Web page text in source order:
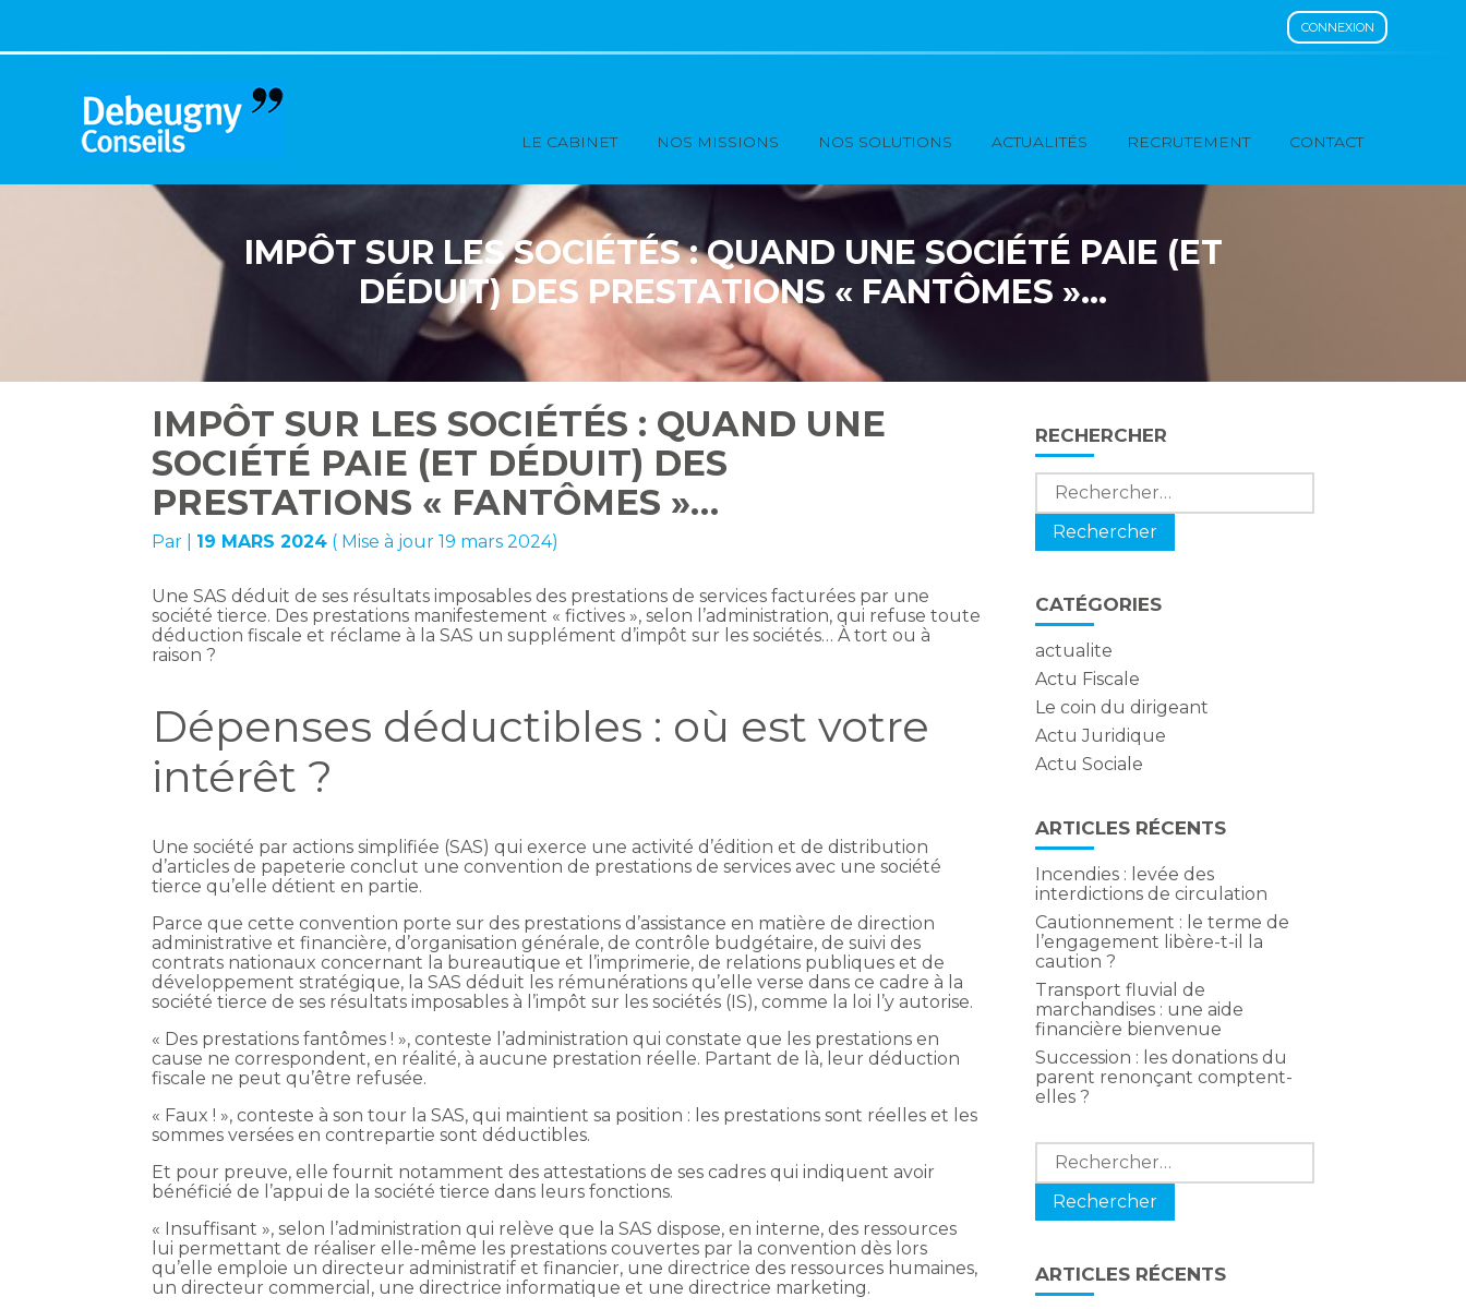
CONNEXION
au
Principal
LE CABINET NOS MISSIONS NOS SOLUTIONS ACTUALITÉS RECRUTEMENT CONTACT
IMPÔT SUR LES SOCIÉTÉS : QUAND UNE SOCIÉTÉ PAIE (ET
DÉDUIT) DES PRESTATIONS « FANTÔMES »…
IMPÔT SUR LES SOCIÉTÉS : QUAND UNE
SOCIÉTÉ PAIE (ET DÉDUIT) DES
PRESTATIONS « FANTÔMES »…
Par 19 MARS 2024 ( Mise à jour 19 mars 2024)
Une SAS déduit de ses résultats imposables des prestations de services facturées par une
société tierce. Des prestations manifestement « fictives », selon l’administration, qui refuse toute
déduction fiscale et réclame à la SAS un supplément d’impôt sur les sociétés… À tort ou à
raison ?
Dépenses déductibles : où est votre
intérêt ?
Une société par actions simplifiée (SAS) qui exerce une activité d’édition et de distribution
d’articles de papeterie conclut une convention de prestations de services avec une société
tierce qu’elle détient en partie.
Parce que cette convention porte sur des prestations d’assistance en matière de direction
administrative et financière, d’organisation générale, de contrôle budgétaire, de suivi des
contrats nationaux concernant la bureautique et l’imprimerie, de relations publiques et de
développement stratégique, la SAS déduit les rémunérations qu’elle verse dans ce cadre à la
société tierce de ses résultats imposables à l’impôt sur les sociétés (IS), comme la loi l’y autorise.
« Des prestations fantômes ! », conteste l’administration qui constate que les prestations en
cause ne correspondent, en réalité, à aucune prestation réelle. Partant de là, leur déduction
fiscale ne peut qu’être refusée.
« Faux ! », conteste à son tour la SAS, qui maintient sa position : les prestations sont réelles et les
sommes versées en contrepartie sont déductibles.
Et pour preuve, elle fournit notamment des attestations de ses cadres qui indiquent avoir
bénéficié de l’appui de la société tierce dans leurs fonctions.
« Insuffisant », selon l’administration qui relève que la SAS dispose, en interne, des ressources
lui permettant de réaliser elle-même les prestations couvertes par la convention dès lors
qu’elle emploie un directeur administratif et financier, une directrice des ressources humaines,
un directeur commercial, une directrice informatique et une directrice marketing.
Blog
sidebar
RECHERCHER
Rechercher :
CATÉGORIES
actualite
Actu Fiscale
Le coin du dirigeant
Actu Juridique
Actu Sociale
ARTICLES RÉCENTS
Incendies : levée des
interdictions de circulation
Cautionnement : le terme de
l’engagement libère-t-il la
caution ?
Transport fluvial de
marchandises : une aide
financière bienvenue
Succession : les donations du
parent renonçant comptent-
elles ?
Rechercher :
ARTICLES RÉCENTS